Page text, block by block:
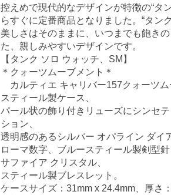
控えめで現代的なデザインが特徴の“タ
らすぐに定番商品となりました。“タン
美しさはそのままに、いつまでも飽き
た、親しみやすいデザインです。
【タンク ソロ ウォッチ、SM】
＊クォーツムーブメント＊
カルティエ キャリバー157クォーツ
スティール製ケース、
パール状の飾り付きリューズにシンセ
ション、
透明感のあるシルバー オパライン ダイ
ローマ数字、ブルースティール製剣型
サファイア クリスタル、
スティール製ブレスレット。
ケースサイズ：31mm x 24.4mm、厚さ